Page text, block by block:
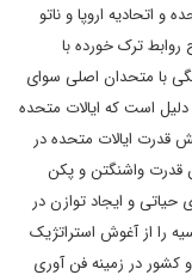
و اتحادیه اروپا و ناتو
ترک خورده با
با متحدان اصلی سوای
است که ایالات متحده
قدرت ایالات متحده در
قدرت واشنگتن و پکن
و ایجاد توازن در
را از آغوش استراتژیک
کشور در زمینه فن آوری